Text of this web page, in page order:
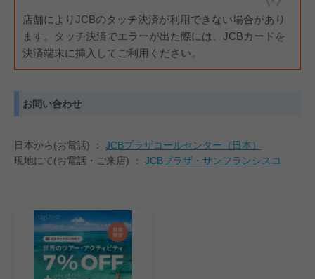
店舗によりJCBのタッチ決済が利用できない場合があり
ます。タッチ決済でエラーが出た際には、JCBカードを
決済端末に挿入してご利用ください。
お問い合わせ
日本から(お電話) ： JCBプラザコールセンター（日本）
現地にて(お電話・ご来店) ： JCBプラザ・サンフランシスコ